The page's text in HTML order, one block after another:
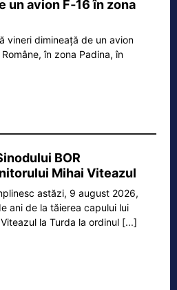
un avion F‑16 în zona
vineri dimineață de un avion
în zona Padina, în
BOR
Mihai Viteazul
astăzi, 9 august 2026,
ani de la tăierea capului lui
la Turda la ordinul [...]